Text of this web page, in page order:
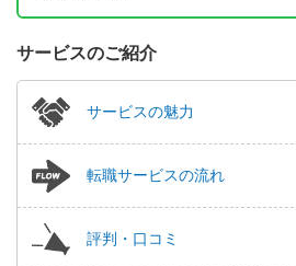
サービスのご紹介
サービスの魅力
転職サービスの流れ
評判・口コミ